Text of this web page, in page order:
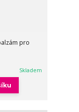
pro
Skladem